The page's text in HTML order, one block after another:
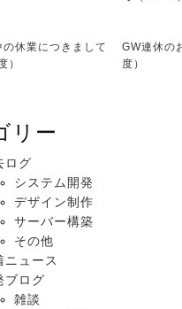
の休業につきまして
）
GW連休の
度）
リー
ログ
システム開発
デザイン制作
サーバー構築
その他
ニュース
ブログ
雑談